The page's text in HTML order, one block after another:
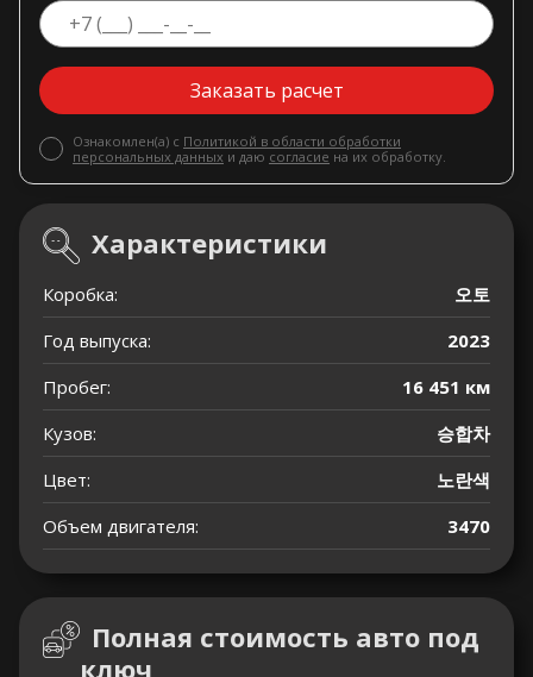
Заказать расчет
Ознакомлен(а) с Политикой в области обработки
персональных данных и даю согласие на их обработку.
Характеристики
Коробка:
오토
Год выпуска:
2023
Пробег:
16 451 км
Кузов:
승합차
Цвет:
노란색
Объем двигателя:
3470
Полная стоимость авто под
ключ